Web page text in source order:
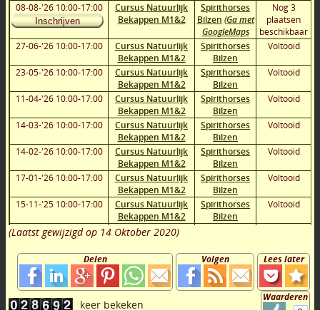
08-08-'26 10:00-17:00
Inschrijven
Cursus Natuurlijk
Bekappen M1&2
Spirithorses
Bilzen (Ga met
GoogleMaps
Nog 3
plaatsen
beschikbaar
27-06-'26 10:00-17:00
Cursus Natuurlijk
Bekappen M1&2
Spirithorses
Bilzen
Voltooid
23-05-'26 10:00-17:00
Cursus Natuurlijk
Bekappen M1&2
Spirithorses
Bilzen
Voltooid
11-04-'26 10:00-17:00
Cursus Natuurlijk
Bekappen M1&2
Spirithorses
Bilzen
Voltooid
14-03-'26 10:00-17:00
Cursus Natuurlijk
Bekappen M1&2
Spirithorses
Bilzen
Voltooid
14-02-'26 10:00-17:00
Cursus Natuurlijk
Bekappen M1&2
Spirithorses
Bilzen
Voltooid
17-01-'26 10:00-17:00
Cursus Natuurlijk
Bekappen M1&2
Spirithorses
Bilzen
Voltooid
15-11-'25 10:00-17:00
Cursus Natuurlijk
Bekappen M1&2
Spirithorses
Bilzen
Voltooid
11-10-'25 10:00-17:00
Cursus Natuurlijk
27-09-'25 10:00-17:00
Cursus Natuurlijk
Bekappen M1&2
Spirithorses
Bilzen
Voltooid
23-08-'25 10:00-17:00
Cursus Natuurlijk
Spirithorses
Voltooid
(Laatst gewijzigd op 14 Oktober 2020)
Lees later
Volgen
Delen
Waarderen